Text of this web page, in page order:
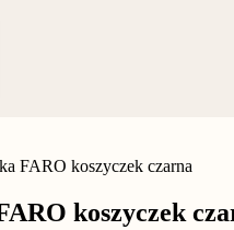
FARO koszyczek czarna
koszyczek